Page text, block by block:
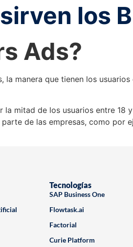
los
Ads?
manera que tienen los
mitad de los usuarios entre 18
de las empresas, como por
Tecnologías
SAP Business One
Flowtask.ai
Factorial
Curie Platform